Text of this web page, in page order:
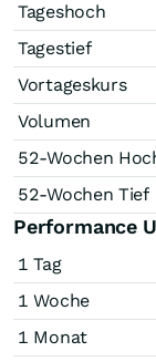
Tageshoch
Tagestief
Vortageskurs
Volumen
52-Wochen
52-Wochen Tief
Performance
1 Tag
1 Woche
1 Monat